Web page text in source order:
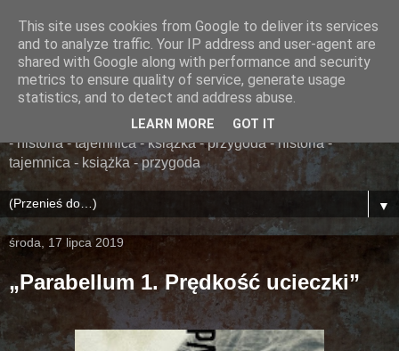
......... ZAPOMNIANA
BIBLIOTEKA ........
książka - przygoda - historia - tajemnica - książka - przygoda
- historia - tajemnica - książka - przygoda - historia -
tajemnica - książka - przygoda
▼
środa, 17 lipca 2019
„Parabellum 1. Prędkość ucieczki”
This site uses cookies from Google to deliver its services
and to analyze traffic. Your IP address and user-agent are
shared with Google along with performance and security
metrics to ensure quality of service, generate usage
statistics, and to detect and address abuse.
LEARN MORE GOT IT